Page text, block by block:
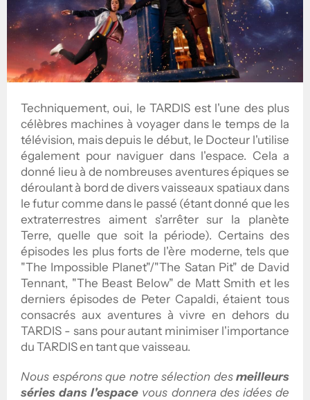
Techniquement, oui, le TARDIS est l'une des plus
célèbres machines à voyager dans le temps de la
télévision, mais depuis le début, le Docteur l'utilise
également pour naviguer dans l'espace. Cela a
donné lieu à de nombreuses aventures épiques se
déroulant à bord de divers vaisseaux spatiaux dans
le futur comme dans le passé (étant donné que les
extraterrestres aiment s'arrêter sur la planète
Terre, quelle que soit la période). Certains des
épisodes les plus forts de l'ère moderne, tels que
"The Impossible Planet"/"The Satan Pit" de David
Tennant, "The Beast Below" de Matt Smith et les
derniers épisodes de Peter Capaldi, étaient tous
consacrés aux aventures à vivre en dehors du
TARDIS - sans pour autant minimiser l'importance
du TARDIS en tant que vaisseau.
Nous espérons que notre sélection des meilleurs
séries dans l'espace vous donnera des idées de